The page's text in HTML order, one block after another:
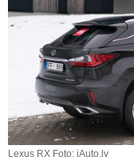
Lexus RX Foto: iAuto.lv